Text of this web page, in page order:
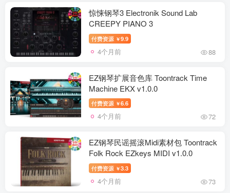
惊悚钢琴3 Electronik Sound Lab
CREEPY PIANO 3
付费资源 ￥9.9
4个月前 88
EZ钢琴扩展音色库 Toontrack Time
Machine EKX v1.0.0
付费资源 ￥6.6
4个月前 72
EZ钢琴民谣摇滚Midi素材包 Toontrack
Folk Rock EZkeys MIDI v1.0.0
付费资源 ￥3.3
4个月前 73